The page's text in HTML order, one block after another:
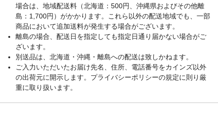
場合は、地域配送料（北海道：500円、沖縄県およびその他離
島：1,700円）がかかります。これら以外の配送地域でも、一部
商品において追加送料が発生する場合がございます。
離島の場合、配送日を指定しても指定日通り届かない場合がご
ざいます。
別送品は、北海道・沖縄・離島への配送は致しかねます。
ご入力いただいたお届け先名、住所、電話番号をカインズ以外
の出荷元に開示します。プライバシーポリシーの規定に則り厳
重に取り扱います。